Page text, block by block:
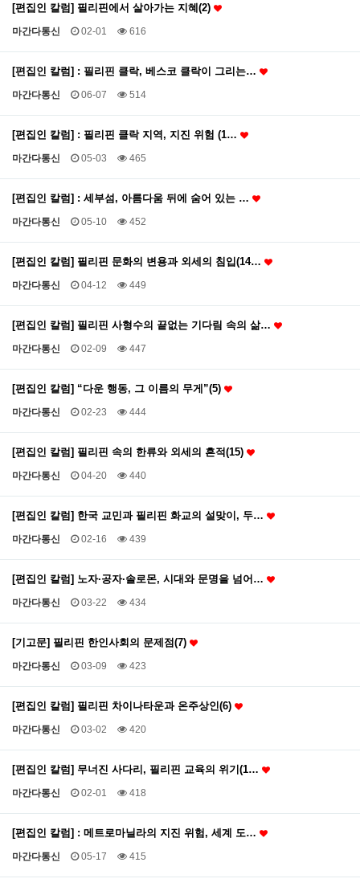
[편집인 칼럼] 필리핀에서 살아가는 지혜(2)
마간다통신 02-01 616
[편집인 칼럼] : 필리핀 클락, 베스코 클락이 그리는…
마간다통신 06-07 514
[편집인 칼럼] : 필리핀 클락 지역, 지진 위험 (1…
마간다통신 05-03 465
[편집인 칼럼] : 세부섬, 아름다움 뒤에 숨어 있는 …
마간다통신 05-10 452
[편집인 칼럼] 필리핀 문화의 변용과 외세의 침입(14…
마간다통신 04-12 449
[편집인 칼럼] 필리핀 사형수의 끝없는 기다림 속의 삶…
마간다통신 02-09 447
[편집인 칼럼] “다운 행동, 그 이름의 무게”(5)
마간다통신 02-23 444
[편집인 칼럼] 필리핀 속의 한류와 외세의 흔적(15)
마간다통신 04-20 440
[편집인 칼럼] 한국 교민과 필리핀 화교의 설맞이, 두…
마간다통신 02-16 439
[편집인 칼럼] 노자·공자·솔로몬, 시대와 문명을 넘어…
마간다통신 03-22 434
[기고문] 필리핀 한인사회의 문제점(7)
마간다통신 03-09 423
[편집인 칼럼] 필리핀 차이나타운과 온주상인(6)
마간다통신 03-02 420
[편집인 칼럼] 무너진 사다리, 필리핀 교육의 위기(1…
마간다통신 02-01 418
[편집인 칼럼] : 메트로마닐라의 지진 위험, 세계 도…
마간다통신 05-17 415